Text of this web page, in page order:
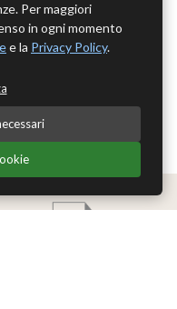
Per maggiori
in ogni momento
e la Privacy Policy.